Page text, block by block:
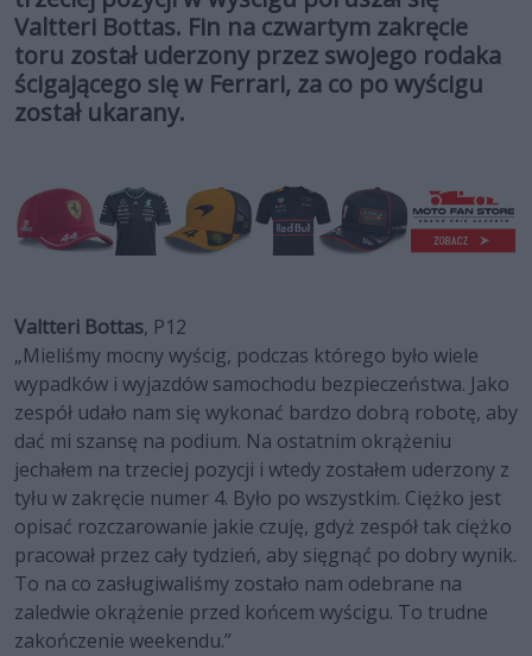
Valtteri Bottas. Fin na czwartym zakręcie
toru został uderzony przez swojego rodaka
ścigającego się w Ferrari, za co po wyścigu
został ukarany.
Valtteri Bottas, P12
„Mieliśmy mocny wyścig, podczas którego było wiele
wypadków i wyjazdów samochodu bezpieczeństwa. Jako
zespół udało nam się wykonać bardzo dobrą robotę, aby
dać mi szansę na podium. Na ostatnim okrążeniu
jechałem na trzeciej pozycji i wtedy zostałem uderzony z
tyłu w zakręcie numer 4. Było po wszystkim. Ciężko jest
opisać rozczarowanie jakie czuję, gdyż zespół tak ciężko
pracował przez cały tydzień, aby sięgnąć po dobry wynik.
To na co zasługiwaliśmy zostało nam odebrane na
zaledwie okrążenie przed końcem wyścigu. To trudne
zakończenie weekendu.”